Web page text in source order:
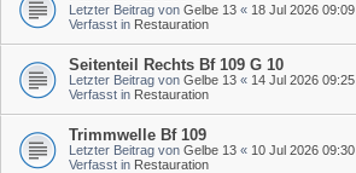
Letzter Beitrag von Gelbe 13 « 18 Jul 2026 09:09
Verfasst in Restauration
Seitenteil Rechts Bf 109 G 10
Letzter Beitrag von Gelbe 13 « 14 Jul 2026 09:25
Verfasst in Restauration
Trimmwelle Bf 109
Letzter Beitrag von Gelbe 13 « 10 Jul 2026 09:30
Verfasst in Restauration